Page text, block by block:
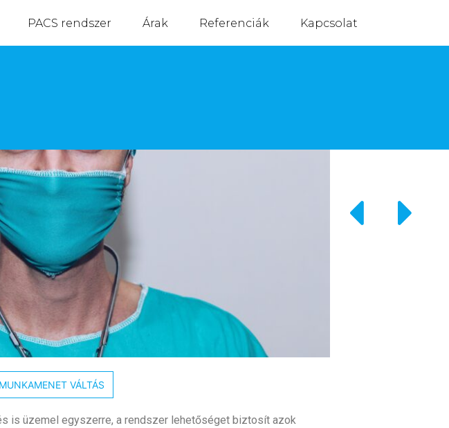
PACS rendszer Árak Referenciák Kapcsolat
VÁLTÁS
is üzemel egyszerre, a rendszer lehetőséget biztosít azok